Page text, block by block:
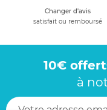
Changer d'avis
satisfait ou remboursé
10€
à